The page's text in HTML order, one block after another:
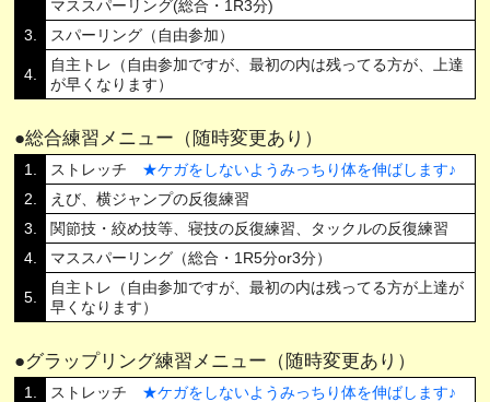
マススパーリング(総合・1R3分)
3
スパーリング（自由参加）
4
自主トレ（自由参加ですが、最初の内は残ってる方が、上達
が早くなります）
総合練習メニュー（随時変更あり）
1 ストレッチ
ケガをしないようみっちり体を伸ばします
2
えび、横ジャンプの反復練習
3
関節技・絞め技等、寝技の反復練習、タックルの反復練習
4
マススパーリング（総合・1R5分or3分）
5
自主トレ（自由参加ですが、最初の内は残ってる方が上達が
早くなります）
グラップリング練習メニュー（随時変更あり）
1 ストレッチ ケガをしないようみっちり体を伸ばします